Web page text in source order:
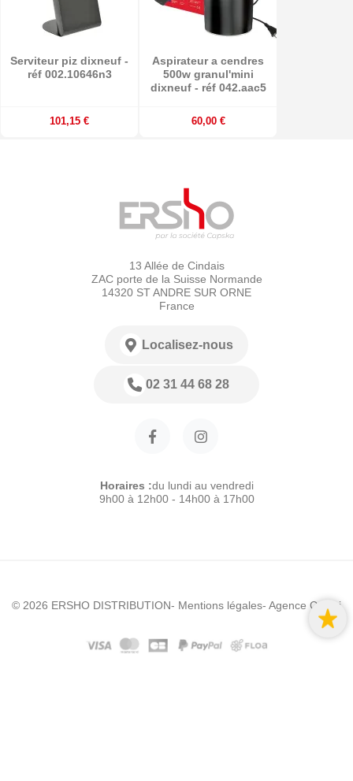
Serviteur piz dixneuf -
réf 002.10646n3
101,15 €
Aspirateur a cendres
500w granul'mini
dixneuf - réf 042.aac5
60,00 €
13 Allée de Cindais
ZAC porte de la Suisse Normande
14320 ST ANDRE SUR ORNE
France
Localisez-nous
02 31 44 68 28
Horaires :du lundi au vendredi
9h00 à 12h00 - 14h00 à 17h00
© 2026 ERSHO DISTRIBUTION- Mentions légales- Agence Colibri